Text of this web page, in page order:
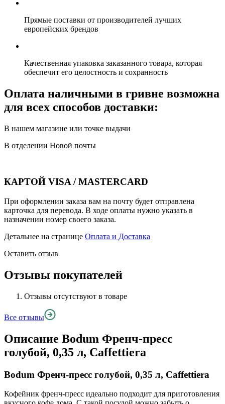
Прямые поставки от производителей лучших
европейских брендов
Качественная упаковка заказанного товара, которая
обеспечит его целостность и сохранность
Оплата наличными в гривне возможна
для всех способов доставки:
В нашем магазине или точке выдачи
В отделении Новой почты
КАРТОЙ VISA / MASTERCARD
При оформлении заказа вам на почту будет отправлена
карточка для перевода. В ходе оплаты нужно указать в
назначении номер своего заказа.
Детальнее на странице Оплата и Доставка
Оставить отзыв
Отзывы покупателей
Отзывы отсутствуют в товаре
Все отзывы
Описание Bodum Френч-пресс
голубой, 0,35 л, Caffettiera
Bodum Френч-пресс голубой, 0,35 л, Caffettiera
Кофейник френч-пресс идеально подходит для приготовления